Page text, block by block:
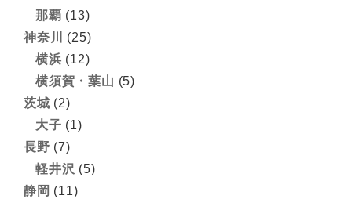
那覇 (13)
神奈川
(25)
横浜 (12)
横須賀・葉山 (5)
茨城 (2)
大子 (1)
長野 (7)
軽井沢 (5)
静岡 (11)